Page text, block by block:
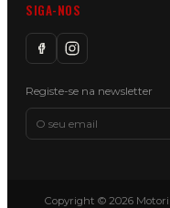
SIGA-NOS
Registe-se na newsletter
Copyright © 2026